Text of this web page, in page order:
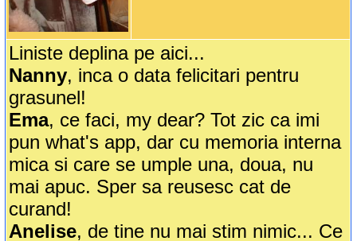
Liniste deplina pe aici...
Nanny, inca o data felicitari pentru
grasunel!
Ema, ce faci, my dear? Tot zic ca imi
pun what's app, dar cu memoria interna
mica si care se umple una, doua, nu
mai apuc. Sper sa reusesc cat de
curand!
Anelise, de tine nu mai stim nimic... Ce